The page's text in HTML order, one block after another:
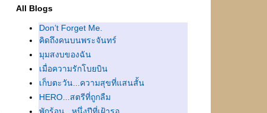
All Blogs
Don’t Forget Me.
คิดถึงคนบนพระจันทร์
มุมสงบของฉัน
เมื่อความรักโบยบิน
เก็บตะวัน...ความสุขที่แสนสั้น
HERO...สตรีที่ถูกลืม